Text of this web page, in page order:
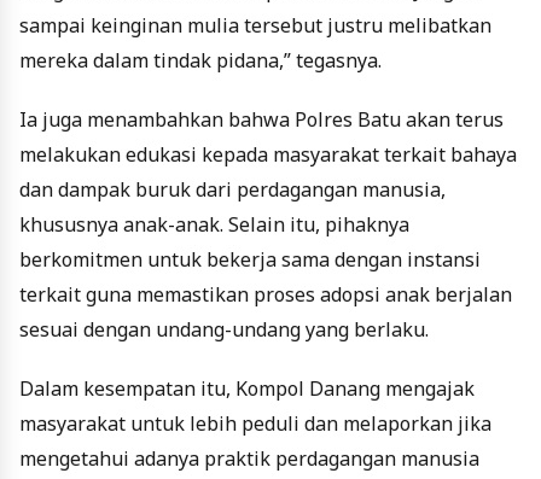
sampai keinginan mulia tersebut justru melibatkan
mereka dalam tindak pidana,” tegasnya.
Ia juga menambahkan bahwa Polres Batu akan terus
melakukan edukasi kepada masyarakat terkait bahaya
dan dampak buruk dari perdagangan manusia,
khususnya anak-anak. Selain itu, pihaknya
berkomitmen untuk bekerja sama dengan instansi
terkait guna memastikan proses adopsi anak berjalan
sesuai dengan undang-undang yang berlaku.
Dalam kesempatan itu, Kompol Danang mengajak
masyarakat untuk lebih peduli dan melaporkan jika
mengetahui adanya praktik perdagangan manusia